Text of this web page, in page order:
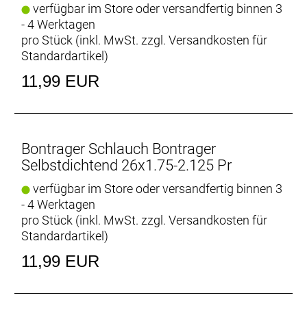
verfügbar im Store oder versandfertig binnen 3
- 4 Werktagen
pro Stück (inkl. MwSt. zzgl. Versandkosten für
Standardartikel)
11,99 EUR
Bontrager Schlauch Bontrager
Selbstdichtend 26x1.75-2.125 Pr
verfügbar im Store oder versandfertig binnen 3
- 4 Werktagen
pro Stück (inkl. MwSt. zzgl. Versandkosten für
Standardartikel)
11,99 EUR